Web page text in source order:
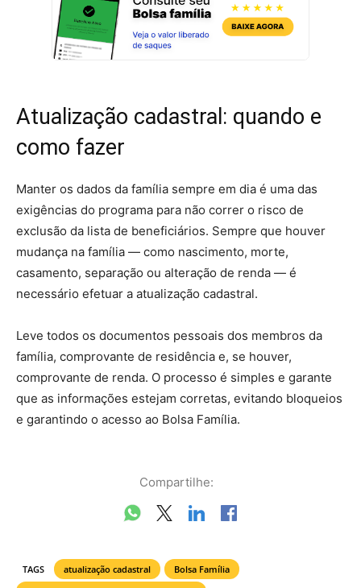
Atualização cadastral: quando e
como fazer
Manter os dados da família sempre em dia é uma das
exigências do programa para não correr o risco de
exclusão da lista de beneficiários. Sempre que houver
mudança na família — como nascimento, morte,
casamento, separação ou alteração de renda — é
necessário efetuar a atualização cadastral.
Leve todos os documentos pessoais dos membros da
família, comprovante de residência e, se houver,
comprovante de renda. O processo é simples e garante
que as informações estejam corretas, evitando bloqueios
e garantindo o acesso ao Bolsa Família.
Compartilhe:
TAGS atualização cadastral
Bolsa Família